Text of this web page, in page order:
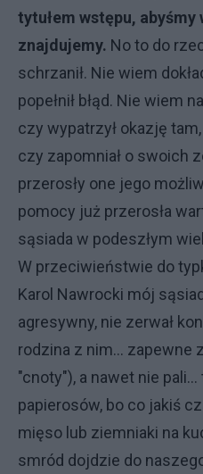
tytułem wstępu,
znajdujemy. No to do
schrzanił. Nie wiem
popełnił błąd. Nie wiem
czy wypatrzył okazję
czy zapomniał o swoich
przerosły one jego
pomocy już przerosła
sąsiada w podeszłym
W przeciwieństwie do
Karol Nawrocki mój
agresywny, nie zerwał
rodzina z nim... zapewne
"cnoty"), a nawet nie
papierosów, bo co jakiś
mięso lub ziemniaki na
smród dojdzie do